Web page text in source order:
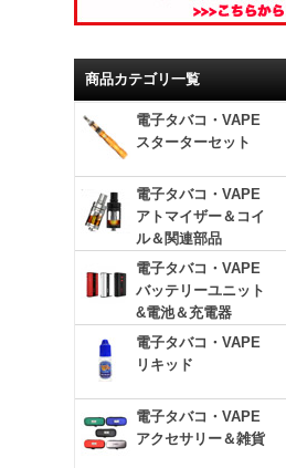
商品カテゴリ一覧
電子タバコ・VAPE
スターターセット
電子タバコ・VAPE
アトマイザー＆コイ
ル＆関連部品
電子タバコ・VAPE
バッテリーユニット
&電池＆充電器
電子タバコ・VAPE
リキッド
電子タバコ・VAPE
アクセサリー＆雑貨